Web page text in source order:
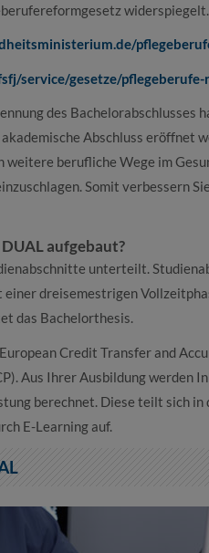
widerspiegelt.
service/gesetze/
des Bachelorabschlusses
Abschluss
berufliche Wege im
Somit verbessern
aufgebaut?
unterteilt.
dreisemestrigen
das Bachelorthesis.
Credit Transfer and
Aus Ihrer Ausbildung werden
berechnet. Diese teilt sich in
E-Learning auf.